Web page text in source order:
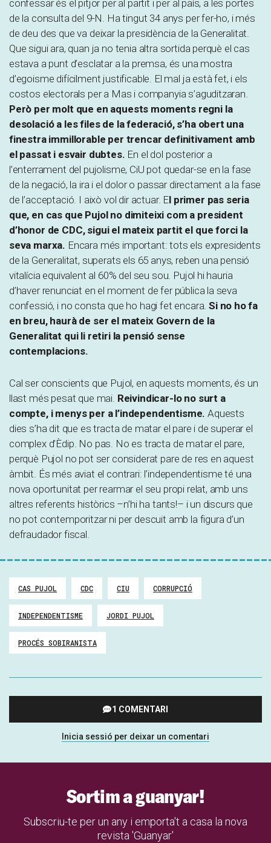
confessar és el pitjor per al partit i per al país, a les portes
de la consulta del 9-N. Ha tingut 34 anys per fer-ho, i més
de deu des que va deixar la presidència de la Generalitat.
Que sigui ara, quan ja no tenia altra sortida perquè el cas
estava a punt d’esclatar a la premsa, és una mostra
d’egoisme difícilment justificable. El mal ja està fet, i els
costos electorals per a Mas i companyia s’aguditzaran.
Però per molt que en aquests moments regni la
desolació a les files de la federació, s’ha obert una
finestra immillorable per trencar definitivament amb
el passat i esvair dubtes. En el dol posterior a
l’enterrament del pujolisme, CiU pot quedar-se en la fase
de la negació, la ira i el dolor o passar directament a la fase
de l’acceptació. I això vol dir actuar. El primer pas seria
que, en cas que Pujol no dimiteixi com a president
d’honor de CDC, sigui el mateix partit el que forci la
seva marxa. Encara més important: tots els expresidents
de la Generalitat, superats els 65 anys, reben una pensió
vitalícia equivalent al 60% del seu sou. Pujol hi hauria
d’haver renunciat en el moment de fer pública la seva
confessió, i no consta que ho hagi fet encara.Si no ho fa
en breu, haurà de ser el mateix Govern de la
Generalitat qui li retiri la pensió sense
contemplacions.
Cal ser conscients que Pujol, en aquests moments, és un
llast més pesat que mai. Reivindicar-lo no surt a
compte, i menys per a l’independentisme. Aquests
dies s’ha dit que es tracta de matar el pare i de superar el
complex d’Èdip. No pas. No es tracta de matar el pare,
perquè Pujol no pot ser considerat pare de res en aquest
àmbit. És més aviat el contrari: l’independentisme té una
nova oportunitat per rearmar el seu propi relat, amb uns
altres referents històrics –n’hi ha tants!– i un discurs que
no pot contemporitzar ni per descuit amb la figura d’un
defraudador fiscal.
CAS PUJOL CDC CIU CORRUPCIÓ
INDEPENDENTISME JORDI PUJOL
PROCÉS SOBIRANISTA
1 COMENTARI
Inicia sessió per deixar un comentari
Sortim a guanyar!
Subscriu-te per un any i emporta't a casa la nova
revista 'Guanyar'